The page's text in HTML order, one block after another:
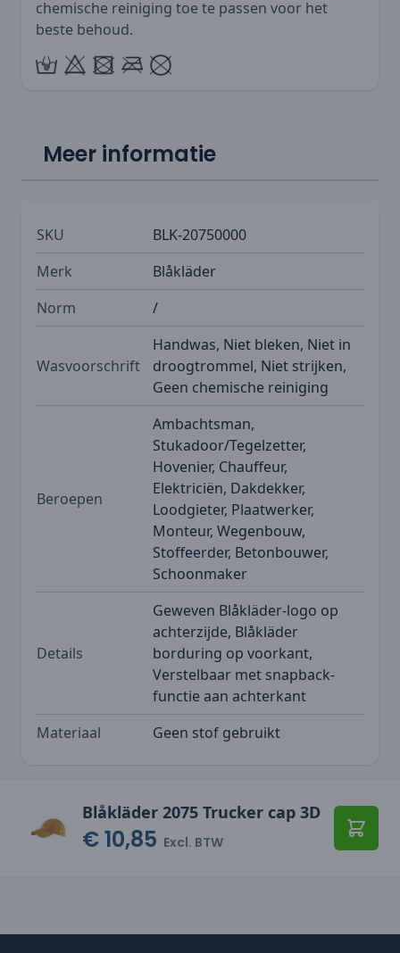
chemische reiniging toe te passen voor het
beste behoud.
Meer informatie
SKU
BLK-20750000
Merk
Blåkläder
Norm
/
Wasvoorschrift
Handwas, Niet bleken, Niet in
droogtrommel, Niet strijken,
Geen chemische reiniging
Beroepen
Ambachtsman,
Stukadoor/Tegelzetter,
Hovenier, Chauffeur,
Elektriciën, Dakdekker,
Loodgieter, Plaatwerker,
Monteur, Wegenbouw,
Stoffeerder, Betonbouwer,
Schoonmaker
Details
Geweven Blåkläder-logo op
achterzijde, Blåkläder
borduring op voorkant,
Verstelbaar met snapback-
functie aan achterkant
Materiaal
Geen stof gebruikt
Blåkläder 2075 Trucker cap 3D
€ 10,85 Excl. BTW